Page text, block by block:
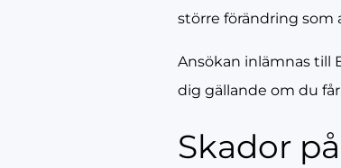
större förändring som
Ansökan inlämnas till
dig gällande om du
Skador